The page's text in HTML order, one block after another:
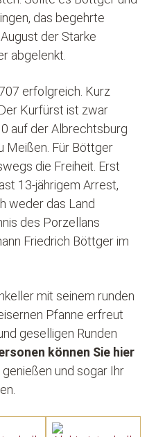
das begehrte
der Starke
abgelenkt.
erfolgreich. Kurz
Kurfürst ist zwar
auf der Albrechtsburg
Meißen. Für Böttger
die Freiheit. Erst
13-jährigem Arrest,
weder das Land
des Porzellans
Friedrich Böttger im
mit seinem runden
Pfanne erfreut
geselligen Runden
können Sie hier
genießen und sogar Ihr